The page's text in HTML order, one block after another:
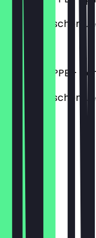
mit Teigtaschen
4,90 €
GYOZA SUPPE -
mit Teigtaschen